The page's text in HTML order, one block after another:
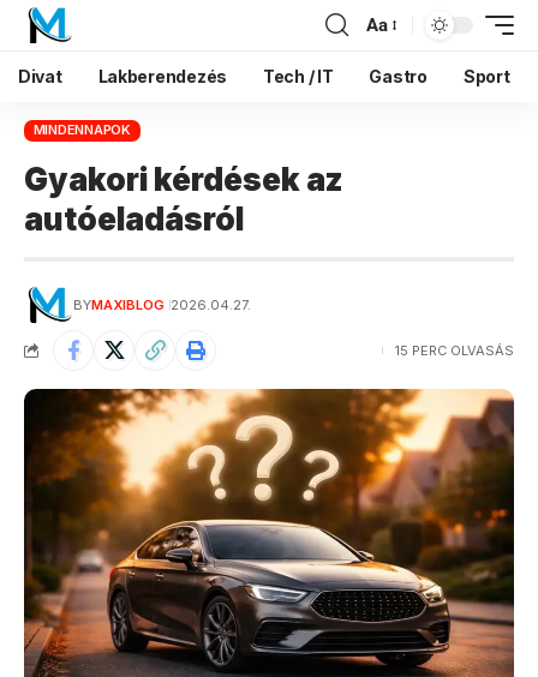
Aa
Divat Lakberendezés Tech / IT Gastro Sport
MINDENNAPOK
Gyakori kérdések az
autóeladásról
BYMAXIBLOG 2026.04.27.
15 PERC OLVASÁS